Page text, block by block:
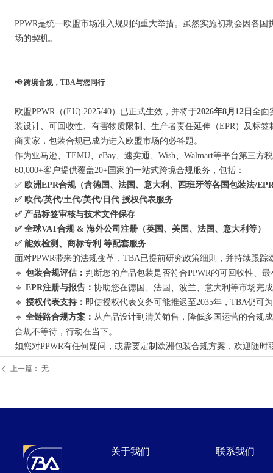
PPWR是统一欧盟市场准入规则的重大举措。虽然实施初期会因各
场的契机。
📢 跨境合规，TBA与您同行
欧盟PPWR（(EU) 2025/40）已正式生效，并将于2026年8月12日 全面
装设计、可回收性、有害物质限制、生产者责任延伸（EPR）及标
商卖家，包装合规已成为进入欧盟市场的必答题。
作为亚马逊、TEMU、eBay、速卖通、Wish、Walmart等平台第三
60,000+客户提供覆盖20+国家的一站式跨境合规服务，包括：
✅ 欧洲EPR合规（含德国、法国、意大利、西班牙等各国包装法/
✅ 欧代/英代/土代/美代/日代 授权代表服务
✅ 产品标签审核与技术文件保存
✅ 全球VAT合规 & 海外公司注册（英国、美国、法国、意大利等）
✅ 能效检测、商标专利 等配套服务
面对PPWR带来的法规变革，TBA已提前研究政策细则，并持续跟
🔹 包装合规评估： 判断您的产品包装是否符合PPWR的可回收性、
🔹 EPR注册与报告： 协助您在德国、法国、波兰、意大利等市场完
🔹 授权代表支持： 即使授权代表义务可能推迟至2035年，TBA仍可
🔹 全链路合规方案： 从产品设计到清关销售，降低多国运营的合规
合规不等待，行动在当下。
如您对PPWR有任何疑问，或需要定制欧洲包装合规方案，欢迎随时
ꄴ 上一篇： 无
关于我们 联系我们